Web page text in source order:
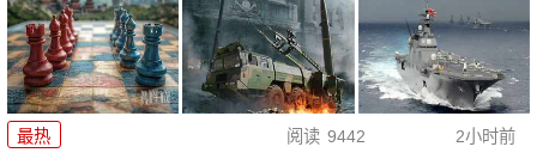
最热 阅读 9442 2小时前